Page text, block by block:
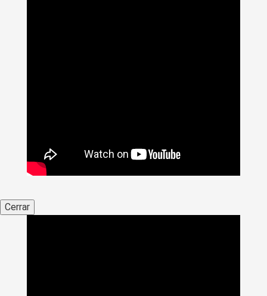
Cerrar